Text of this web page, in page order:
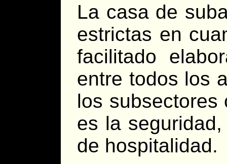
La casa de
estrictas en
facilitado
entre todos los
los subsectores
es la
de hospitalidad.